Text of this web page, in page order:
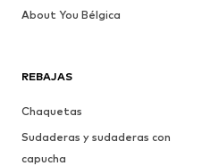
REBAJAS
Chaquetas
Sudaderas y sudaderas con
capucha
About You Bélgica